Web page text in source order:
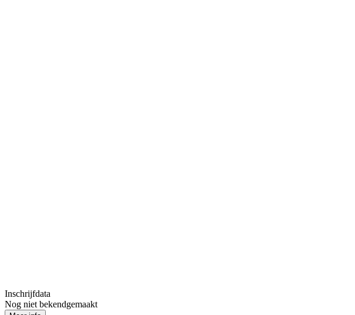
Inschrijfdata
Nog niet bekendgemaakt